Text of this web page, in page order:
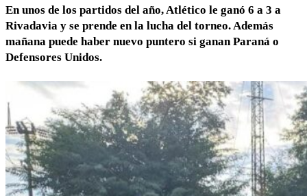
En unos de los partidos del año, Atlético le ganó 6 a 3 a
Rivadavia y se prende en la lucha del torneo. Además
mañana puede haber nuevo puntero si ganan Paraná o
Defensores Unidos.